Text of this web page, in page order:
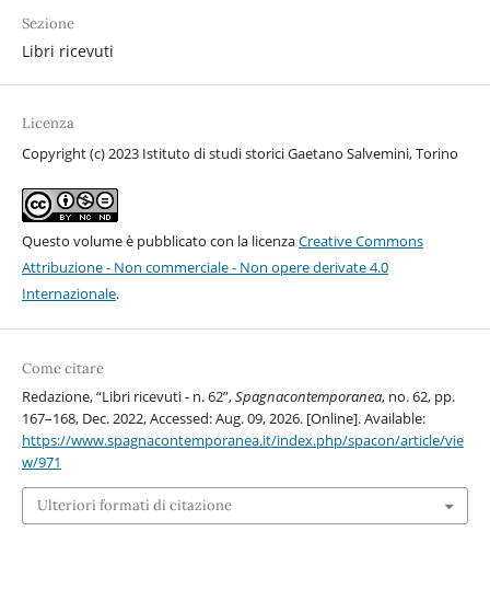
Sezione
Libri ricevuti
Licenza
Copyright (c) 2023 Istituto di studi storici Gaetano Salvemini, Torino
Questo volume è pubblicato con la licenzaCreative Commons
Attribuzione - Non commerciale - Non opere derivate 4.0
Internazionale.
Come citare
Redazione, “Libri ricevuti - n. 62”,Spagnacontemporanea, no. 62, pp.
167–168, Dec. 2022, Accessed: Aug. 09, 2026. [Online]. Available:
https://www.spagnacontemporanea.it/index.php/spacon/article/vie
w/971
Ulteriori formati di citazione